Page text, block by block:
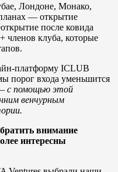
Лондоне, Монако,
— открытие
после ковида
клуба, которые
платформу ICLUB
порог входа уменьшится
с помощью этой
венчурным
внимание
интересны